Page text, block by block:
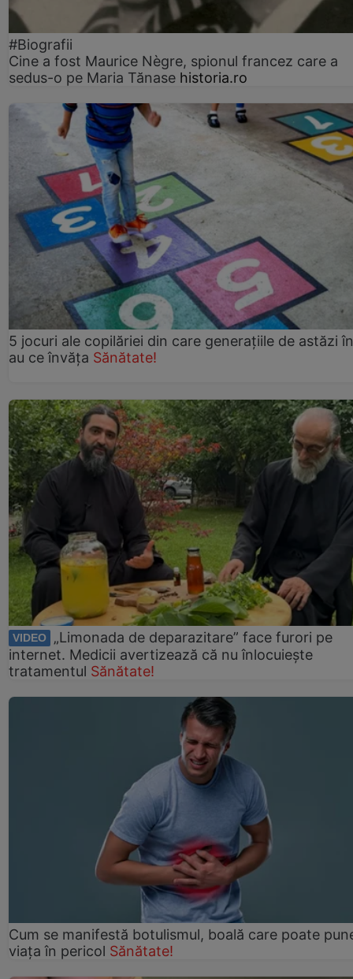
#Biografii
Cine a fost Maurice Nègre, spionul francez care a
sedus-o pe Maria Tănase historia.ro
5 jocuri ale copilăriei din care generațiile de astăzi
au ce învăța Sănătate!
VIDEO
„Limonada de deparazitare” face furori pe
internet. Medicii avertizează că nu înlocuiește
tratamentul Sănătate!
Cum se manifestă botulismul, boală care poate
viaţa în pericol Sănătate!